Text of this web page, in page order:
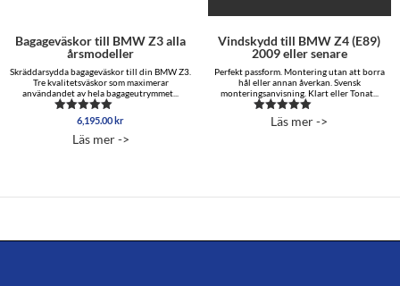
Bagageväskor till BMW Z3 alla
årsmodeller
Skräddarsydda bagageväskor till din BMW Z3.
Tre kvalitetsväskor som maximerar
användandet av hela bagageutrymmet...
Betygsatt
av 5
6,195.00kr
Läs mer ->
Vindskydd till BMW Z4 (E89)
2009 eller senare
Perfekt passform. Montering utan att borra
hål eller annan åverkan. Svensk
monteringsanvisning. Klart eller Tonat...
Betygsatt
Läs mer ->